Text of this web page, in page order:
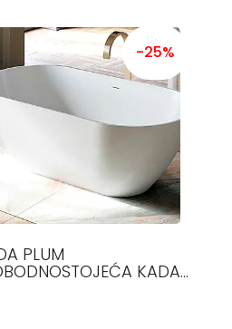
-25%
PLUM
KADA